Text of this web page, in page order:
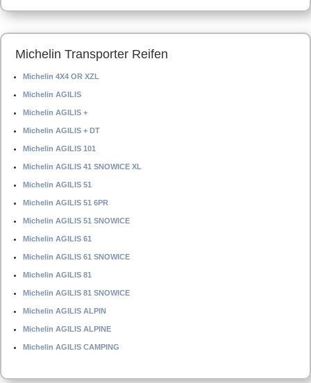
Michelin Transporter Reifen
Michelin 4X4 OR XZL
Michelin AGILIS
Michelin AGILIS +
Michelin AGILIS + DT
Michelin AGILIS 101
Michelin AGILIS 41 SNOWICE XL
Michelin AGILIS 51
Michelin AGILIS 51 6PR
Michelin AGILIS 51 SNOWICE
Michelin AGILIS 61
Michelin AGILIS 61 SNOWICE
Michelin AGILIS 81
Michelin AGILIS 81 SNOWICE
Michelin AGILIS ALPIN
Michelin AGILIS ALPINE
Michelin AGILIS CAMPING